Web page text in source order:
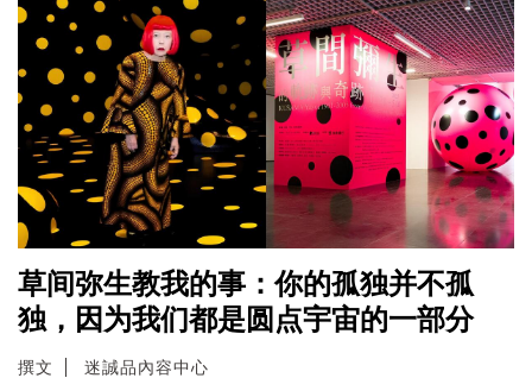
草间弥生教我的事：你的孤独并不孤
独，因为我们都是圆点宇宙的一部分
撰文 迷誠品內容中心